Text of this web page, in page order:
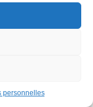
personnelles
de prison et
June n’a
est dotée de
plus qu’une seule